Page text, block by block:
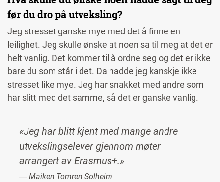
«Jeg har blitt kjent med mange andre
utvekslingselever gjennom møter
arrangert av Erasmus+.»
― Maiken Tomren Solheim
før du dro på utveksling?
Jeg stresset ganske mye med det å finne en
leilighet. Jeg skulle ønske at noen sa til meg at det er
helt vanlig. Det kommer til å ordne seg og det er ikke
bare du som står i det. Da hadde jeg kanskje ikke
stresset like mye. Jeg har snakket med andre som
har slitt med det samme, så det er ganske vanlig.